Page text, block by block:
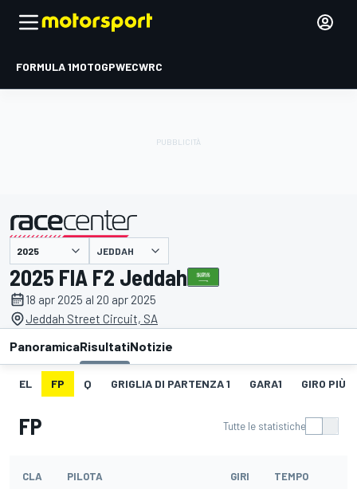
FORMULA 1MOTOGPWECWRC
presentato da JEDDAH
2025 FIA F2 Jeddah
18 apr 2025 al 20 apr 2025
Jeddah Street Circuit, SA
PanoramicaRisultatiNotizie
EL FP Q GRIGLIA DI PARTENZA 1 GARA1 GIRO PIÙ
FP Tutte le statistiche
CLA PILOTA GIRI TEMPO